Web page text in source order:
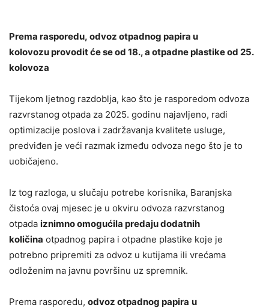
Prema rasporedu, odvoz otpadnog papira u
kolovozu provodit će se od 18., a otpadne plastike od 25.
kolovoza
Tijekom ljetnog razdoblja, kao što je rasporedom odvoza
razvrstanog otpada za 2025. godinu najavljeno, radi
optimizacije poslova i zadržavanja kvalitete usluge,
predviđen je veći razmak između odvoza nego što je to
uobičajeno.
Iz tog razloga, u slučaju potrebe korisnika, Baranjska
čistoća ovaj mjesec je u okviru odvoza razvrstanog
otpada iznimno omogućila predaju dodatnih
količina otpadnog papira i otpadne plastike koje je
potrebno pripremiti za odvoz u kutijama ili vrećama
odloženim na javnu površinu uz spremnik.
Prema rasporedu, odvoz otpadnog papira u